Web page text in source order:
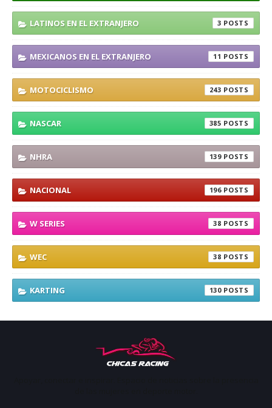
LATINOS EN EL EXTRANJERO 3
MEXICANOS EN EL EXTRANJERO 11
MOTOCICLISMO 243
NASCAR 385
NHRA 139
NACIONAL 196
W SERIES 38
WEC 38
KARTING 130